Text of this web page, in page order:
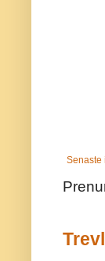
Senaste